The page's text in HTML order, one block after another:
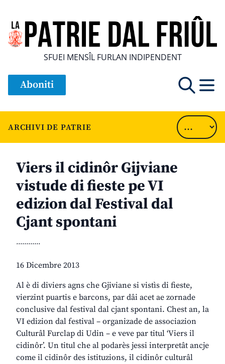
SFUEI MENSÎL FURLAN INDIPENDENT
Aboniti
ARCHIVI DE PATRIE
Viers il cidinôr Gijviane
vistude di fieste pe VI
edizion dal Festival dal
Cjant spontani
............
16 Dicembre 2013
Al è di diviers agns che Gjiviane si vistìs di fieste,
vierzint puartis e barcons, par dâi acet ae zornade
conclusive dal festival dal cjant spontani. Chest an, la
VI edizion dal festival – organizade de associazion
Culturâl Furclap di Udin – e veve par titul ‘Viers il
cidinôr’. Un titul che al podarès jessi interpretât ancje
come il cidinôr des istituzions, il cidinôr culturâl